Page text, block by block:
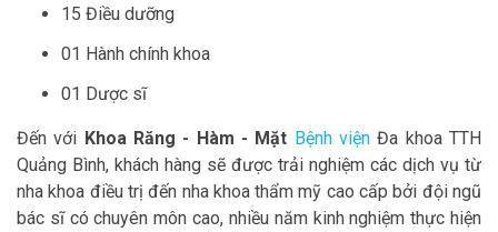
15 Điều dưỡng
01 Hành chính khoa
01 Dược sĩ
Đến với Khoa Răng - Hàm - Mặt Bệnh viện Đa khoa TTH
Quảng Bình, khách hàng sẽ được trải nghiệm các dịch vụ từ
nha khoa điều trị đến nha khoa thẩm mỹ cao cấp bởi đội ngũ
bác sĩ có chuyên môn cao, nhiều năm kinh nghiệm thực hiện